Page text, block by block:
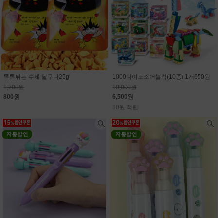
톡톡튀는 수제 달구나25g
1,200원
800원
1000다이노소어블럭(10종) 1개650원
10,000원
6,500원
30원 적립